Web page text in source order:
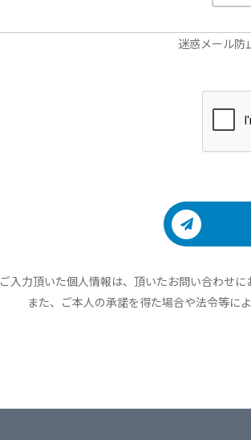
迷惑メール防
ご入力頂いた個人情報は、頂いたお問い合わせ
また、ご本人の承諾を得た場合や法令等に